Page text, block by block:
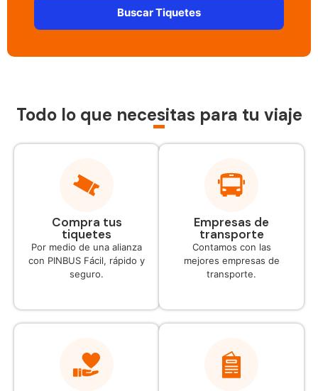
Buscar Tiquetes
Todo lo que necesitas para tu viaje
Compra tus
tiquetes
Por medio de una alianza
con PINBUS Fácil, rápido y
seguro.
Empresas de
transporte
Contamos con las
mejores empresas de
transporte.